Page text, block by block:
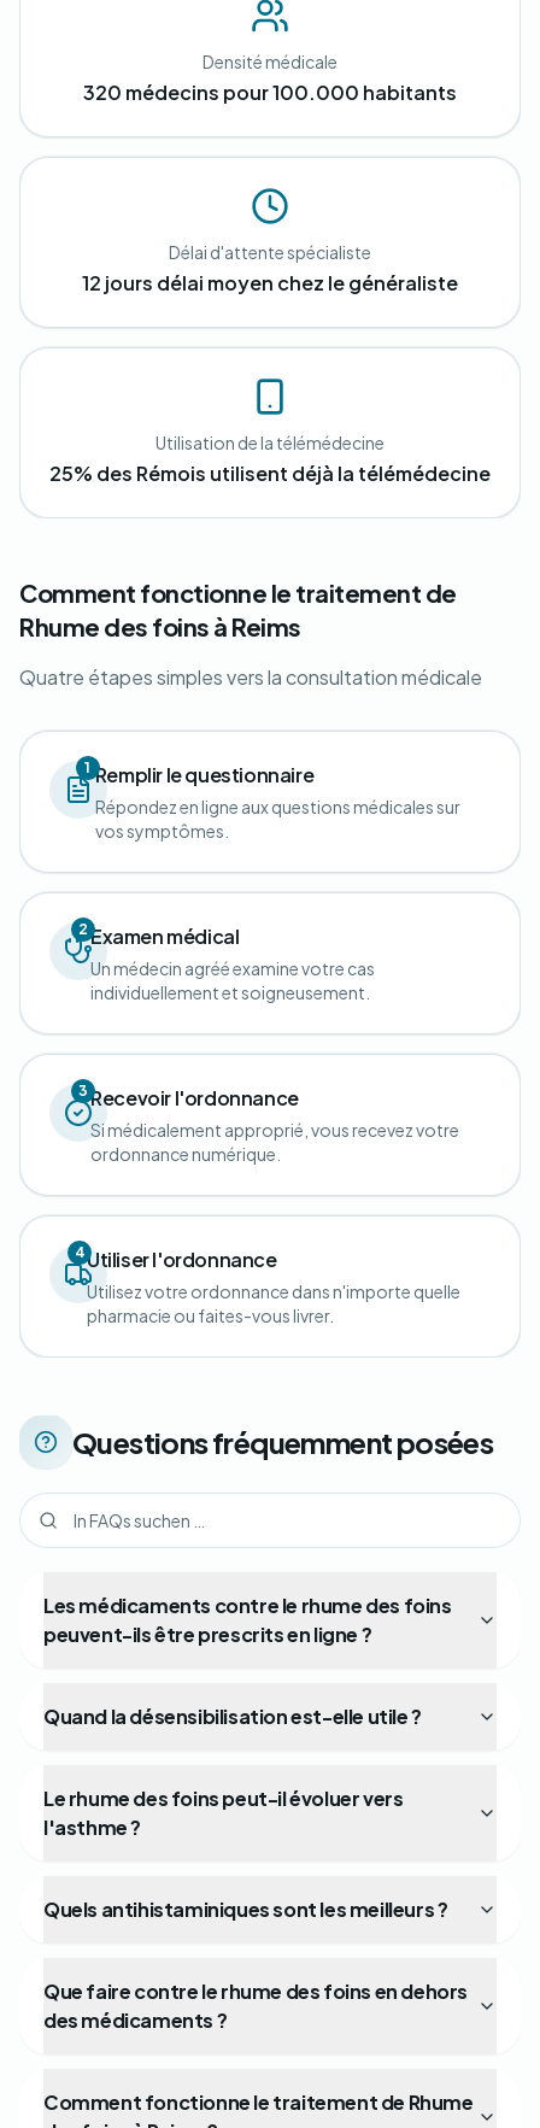
Densité médicale
320 médecins pour 100.000 habitants
Délai d'attente spécialiste
12 jours délai moyen chez le généraliste
Utilisation de la télémédecine
25% des Rémois utilisent déjà la télémédecine
Comment fonctionne le traitement de
Rhume des foins à Reims
Quatre étapes simples vers la consultation médicale
1 Remplir le questionnaire
Répondez en ligne aux questions médicales sur
vos symptômes.
2Examen médical
Un médecin agréé examine votre cas
individuellement et soigneusement.
3 Recevoir l'ordonnance
Si médicalement approprié, vous recevez votre
ordonnance numérique.
4Utiliser l'ordonnance
Utilisez votre ordonnance dans n'importe quelle
pharmacie ou faites-vous livrer.
Questions fréquemment posées
Les médicaments contre le rhume des foins
peuvent-ils être prescrits en ligne ?
Quand la désensibilisation est-elle utile ?
Le rhume des foins peut-il évoluer vers
l'asthme ?
Quels antihistaminiques sont les meilleurs ?
Que faire contre le rhume des foins en dehors
des médicaments ?
Comment fonctionne le traitement de Rhume